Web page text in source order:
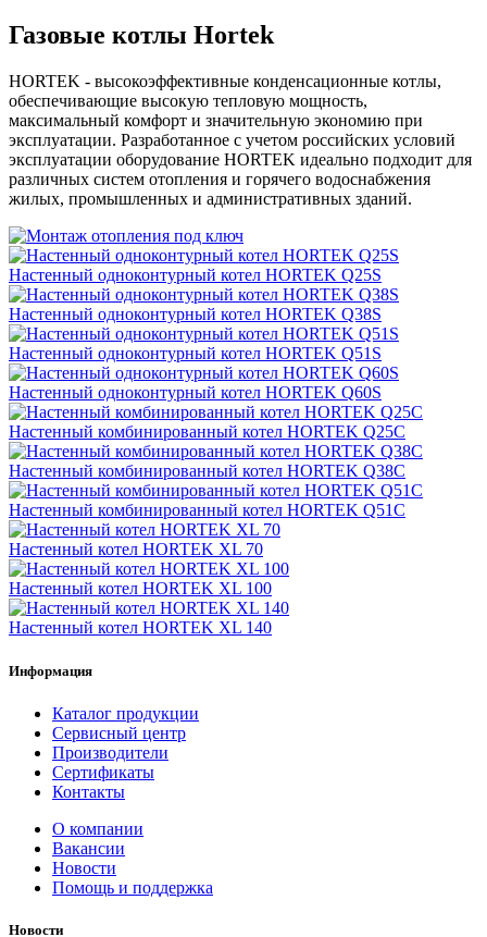
Газовые котлы Hortek
HORTEK - высокоэффективные конденсационные котлы,
обеспечивающие высокую тепловую мощность,
максимальный комфорт и значительную экономию при
эксплуатации. Разработанное с учетом российских условий
эксплуатации оборудование HORTEK идеально подходит для
различных систем отопления и горячего водоснабжения
жилых, промышленных и административных зданий.
Настенный одноконтурный котел HORTEK Q25S
Настенный одноконтурный котел HORTEK Q38S
Настенный одноконтурный котел HORTEK Q51S
Настенный одноконтурный котел HORTEK Q60S
Настенный комбинированный котел HORTEK Q25C
Настенный комбинированный котел HORTEK Q38C
Настенный комбинированный котел HORTEK Q51C
Настенный котел HORTEK XL 70
Настенный котел HORTEK XL 100
Настенный котел HORTEK XL 140
Информация
Каталог продукции
Сервисный центр
Производители
Сертификаты
Контакты
О компании
Вакансии
Новости
Помощь и поддержка
Новости